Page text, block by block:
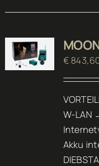
€
W-LAN
Akku